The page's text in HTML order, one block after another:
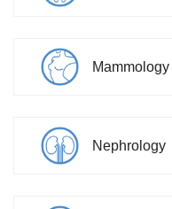
Mammology
Nephrology